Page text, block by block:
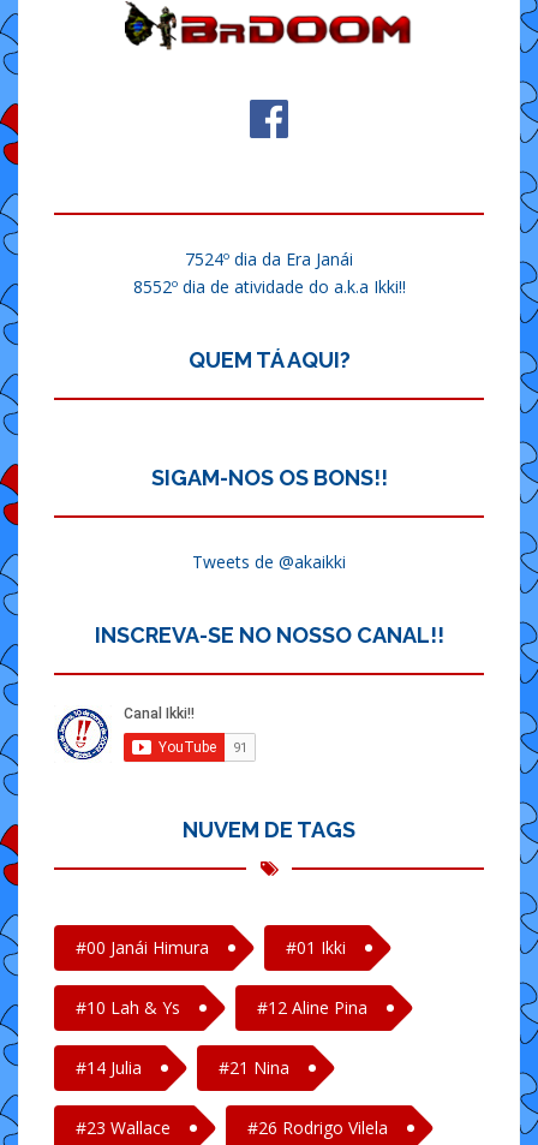
7524º dia da Era Janái
8552º dia de atividade do a.k.a Ikki!!
QUEM TÁ AQUI?
SIGAM-NOS OS BONS!!
Tweets de @akaikki
INSCREVA-SE NO NOSSO CANAL!!
NUVEM DE TAGS
#00 Janái Himura #01 Ikki
#10 Lah & Ys #12 Aline Pina
#14 Julia #21 Nina
#23 Wallace #26 Rodrigo Vilela